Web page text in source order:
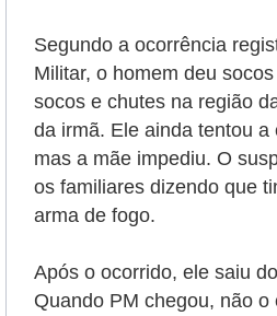
Segundo a ocorrência
Militar, o homem deu
socos e chutes na região
da irmã. Ele ainda tentou a
mas a mãe impediu. O
os familiares dizendo que
arma de fogo.
Após o ocorrido, ele saiu
Quando PM chegou, não o